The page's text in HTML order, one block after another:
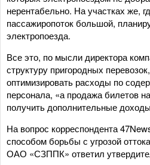
нерентабельно. На участках же,
пассажиропоток большой,
электропоезда.
Все это, по мысли директора
структуру пригородных
оптимизировать расходы по
персонала, «а продажа билетов
получить дополнительные
На вопрос корреспондента
способом борьбы с угрозой
ОАО «СЗППК» ответил